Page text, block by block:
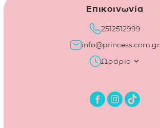
Επικοινωνία
2512512999
info@princess.com.gr
Ωράριο